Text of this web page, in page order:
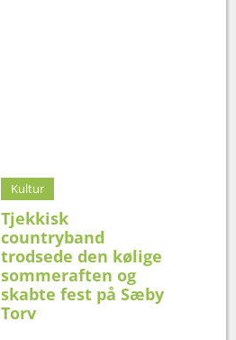
Kultur
Tjekkisk
countryband
trodsede den kølige
sommeraften og
skabte fest på Sæby
Torv